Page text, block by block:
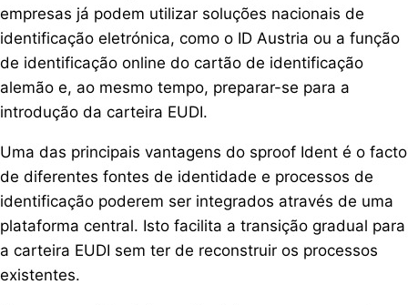
empresas já podem utilizar soluções nacionais de
identificação eletrónica, como o ID Austria ou a função
de identificação online do cartão de identificação
alemão e, ao mesmo tempo, preparar-se para a
introdução da carteira EUDI.
Uma das principais vantagens do sproof Ident é o facto
de diferentes fontes de identidade e processos de
identificação poderem ser integrados através de uma
plataforma central. Isto facilita a transição gradual para
a carteira EUDI sem ter de reconstruir os processos
existentes.